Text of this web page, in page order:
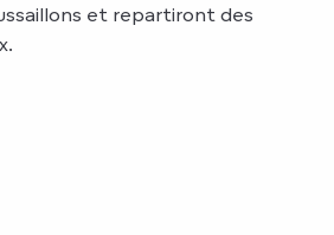
et repartiront des